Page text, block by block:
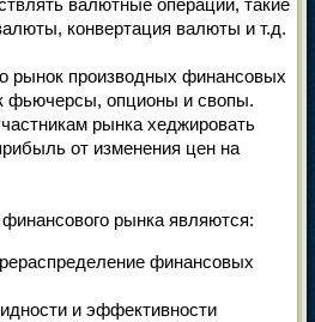
валютные операции, такие
конвертация валюты и т.д.
рынок производных финансовых
фьючерсы, опционы и свопы.
рынка хеджировать
от изменения цен на
рынка являются:
финансовых
и эффективности